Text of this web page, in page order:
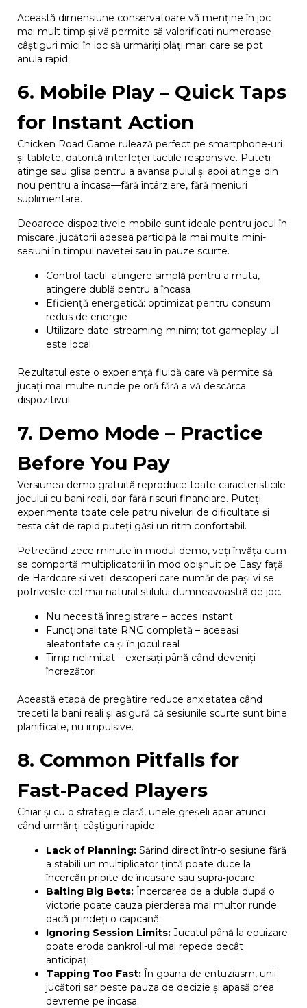
Această dimensiune conservatoare vă menține în joc
mai mult timp și vă permite să valorificați numeroase
câștiguri mici în loc să urmăriți plăți mari care se pot
anula rapid.
6. Mobile Play – Quick Taps
for Instant Action
Chicken Road Game rulează perfect pe smartphone-uri
și tablete, datorită interfeței tactile responsive. Puteți
atinge sau glisa pentru a avansa puiul și apoi atinge din
nou pentru a încasa—fără întârziere, fără meniuri
suplimentare.
Deoarece dispozitivele mobile sunt ideale pentru jocul în
mișcare, jucătorii adesea participă la mai multe mini-
sesiuni în timpul navetei sau în pauze scurte.
Control tactil: atingere simplă pentru a muta,
atingere dublă pentru a încasa
Eficiență energetică: optimizat pentru consum
redus de energie
Utilizare date: streaming minim; tot gameplay-ul
este local
Rezultatul este o experiență fluidă care vă permite să
jucați mai multe runde pe oră fără a vă descărca
dispozitivul.
7. Demo Mode – Practice
Before You Pay
Versiunea demo gratuită reproduce toate caracteristicile
jocului cu bani reali, dar fără riscuri financiare. Puteți
experimenta toate cele patru niveluri de dificultate și
testa cât de rapid puteți găsi un ritm confortabil.
Petrecând zece minute în modul demo, veți învăța cum
se comportă multiplicatorii în mod obișnuit pe Easy față
de Hardcore și veți descoperi care număr de pași vi se
potrivește cel mai natural stilului dumneavoastră de joc.
Nu necesită înregistrare – acces instant
Funcționalitate RNG completă – aceeași
aleatoritate ca și în jocul real
Timp nelimitat – exersați până când deveniți
încrezători
Această etapă de pregătire reduce anxietatea când
treceți la bani reali și asigură că sesiunile scurte sunt bine
planificate, nu impulsive.
8. Common Pitfalls for
Fast‑Paced Players
Chiar și cu o strategie clară, unele greșeli apar atunci
când urmăriți câștiguri rapide:
Lack of Planning: Sărind direct într-o sesiune fără
a stabili un multiplicator țintă poate duce la
încercări pripite de încasare sau supra‑jocare.
Baiting Big Bets: Încercarea de a dubla după o
victorie poate cauza pierderea mai multor runde
dacă prindeți o capcană.
Ignoring Session Limits: Jucatul până la epuizare
poate eroda bankroll-ul mai repede decât
anticipați.
Tapping Too Fast: În goana de entuziasm, unii
jucători sar peste pauza de decizie și apasă prea
devreme pe încasa.